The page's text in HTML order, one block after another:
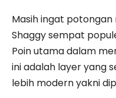
Masih ingat
Shaggy sempat
Poin utama dalam
ini adalah layer yang
lebih modern yakni